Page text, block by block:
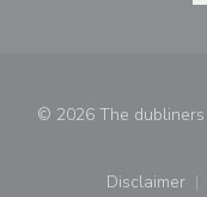
© 2026 The
Disclaimer